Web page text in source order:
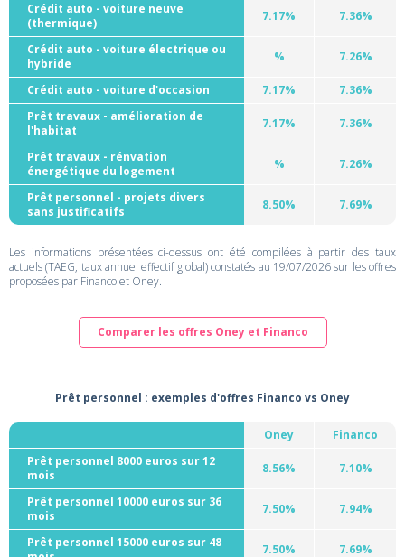
Crédit auto - voiture neuve
(thermique)
7.17% 7.36%
Crédit auto - voiture électrique ou
hybride
% 7.26%
Crédit auto - voiture d'occasion 7.17%
7.36%
Prêt travaux - amélioration de
l'habitat
7.17% 7.36%
Prêt travaux - rénvation
énergétique du logement
% 7.26%
Prêt personnel - projets divers
sans justificatifs
8.50% 7.69%
Les informations présentées ci-dessus ont été compilées à partir des taux
actuels (TAEG, taux annuel effectif global) constatés au 19/07/2026 sur les offres
proposées par Financo et Oney.
Comparer les offres Oney et Financo
Prêt personnel : exemples d'offres Financo vs Oney
Oney
Financo
Prêt personnel 8000 euros sur 12
mois
8.56% 7.10%
Prêt personnel 10000 euros sur 36
mois
7.50% 7.94%
Prêt personnel 15000 euros sur 48
7.50% 7.69%